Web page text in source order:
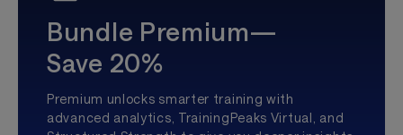
Bundle Premium—
Save 20%
Premium unlocks smarter training with
advanced analytics, TrainingPeaks Virtual, and